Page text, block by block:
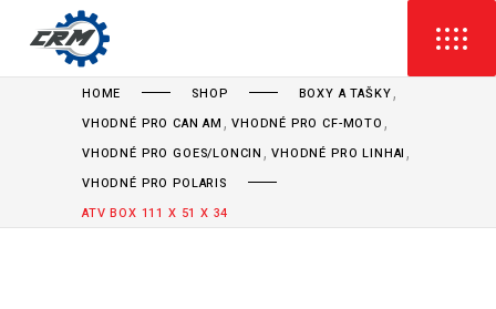
HOME SHOP BOXY A TAŠKY,
VHODNÉ PRO CAN AM ,VHODNÉ PRO CF-MOTO ,
VHODNÉ PRO GOES/LONCIN ,VHODNÉ PRO LINHAI ,
VHODNÉ PRO POLARIS
ATV BOX 111 X 51 X 34